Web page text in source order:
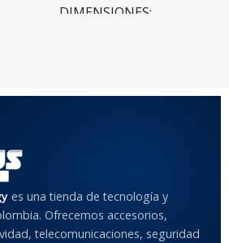
DIMENSIONES
COLOR
Anti-Shock
es una tienda de tecnología y
Ofrecemos accesorios,
telecomunicaciones, seguridad